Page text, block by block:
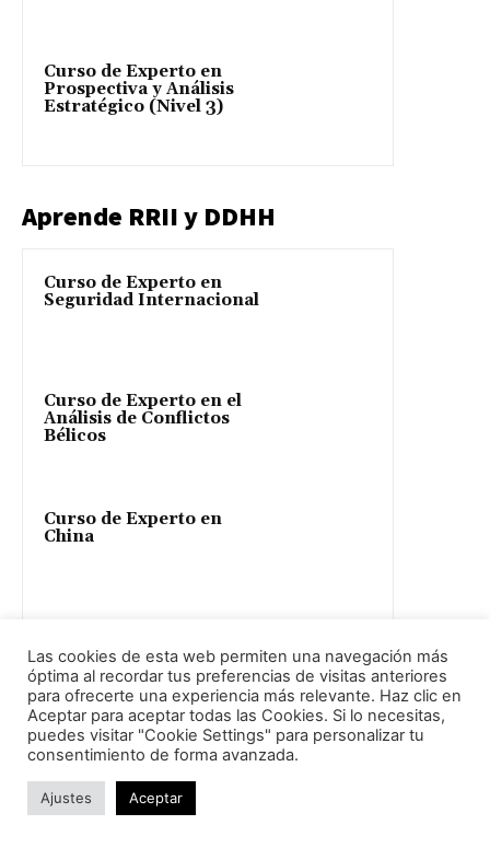
Curso de Experto en
Prospectiva y Análisis
Estratégico (Nivel 3)
Aprende RRII y DDHH
Curso de Experto en
Seguridad Internacional
Curso de Experto en el
Análisis de Conflictos
Bélicos
Curso de Experto en
China
Estados Unidos
Prevén la radicalización
Las cookies de esta web permiten una navegación más
óptima al recordar tus preferencias de visitas anteriores
para ofrecerte una experiencia más relevante. Haz clic en
Aceptar para aceptar todas las Cookies. Si lo necesitas,
puedes visitar "Cookie Settings" para personalizar tu
consentimiento de forma avanzada.
Ajustes Aceptar